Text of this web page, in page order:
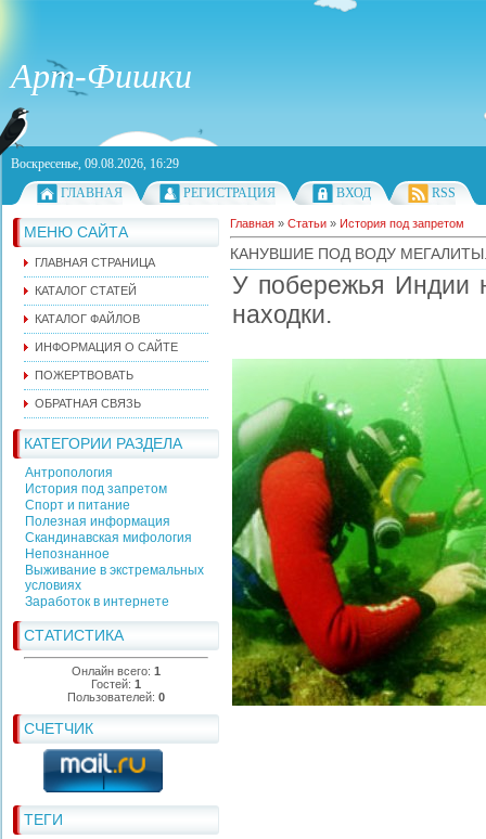
Арт-Фишки
Воскресенье, 09.08.2026, 16:29
ГЛАВНАЯ
РЕГИСТРАЦИЯ ВХОД RSS
МЕНЮ САЙТА
ГЛАВНАЯ СТРАНИЦА
КАТАЛОГ СТАТЕЙ
КАТАЛОГ ФАЙЛОВ
ИНФОРМАЦИЯ О САЙТЕ
ПОЖЕРТВОВАТЬ
ОБРАТНАЯ СВЯЗЬ
КАТЕГОРИИ РАЗДЕЛА
Антропология
История под запретом
Спорт и питание
Полезная информация
Скандинавская мифология
Непознанное
Выживание в экстремальных
условиях
Заработок в интернете
СТАТИСТИКА
Онлайн всего: 1
Гостей: 1
Пользователей: 0
СЧЕТЧИК
ТЕГИ
Главная » Статьи » История под запретом
КАНУВШИЕ ПОД ВОДУ
У побережья Индии
находки.